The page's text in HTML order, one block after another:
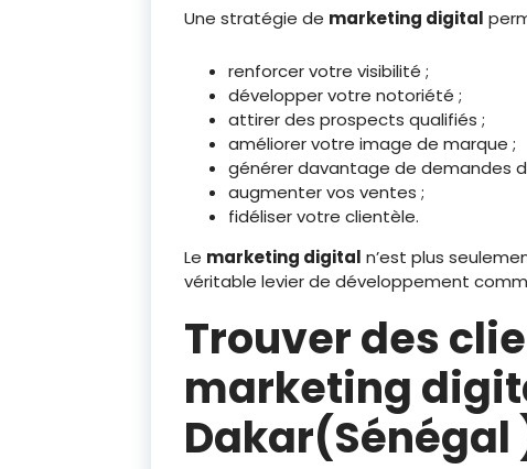
Une stratégie de marketing digital
renforcer votre visibilité ;
développer votre notoriété ;
attirer des prospects qualifiés ;
améliorer votre image de marque ;
générer davantage de demandes
augmenter vos ventes ;
fidéliser votre clientèle.
Le marketing digital n’est plus
véritable levier de développement
Trouver des
marketing
Dakar(Sénégal